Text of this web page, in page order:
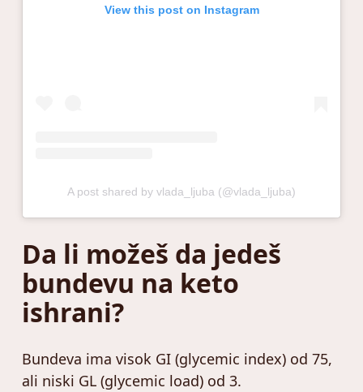
View this post on Instagram
A post shared by vlada_ljuba (@vlada_ljuba)
Da li možeš da jedeš
bundevu na keto
ishrani?
Bundeva ima visok GI (glycemic index) od 75,
ali niski GL (glycemic load) od 3.